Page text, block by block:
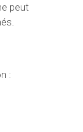
peut
: